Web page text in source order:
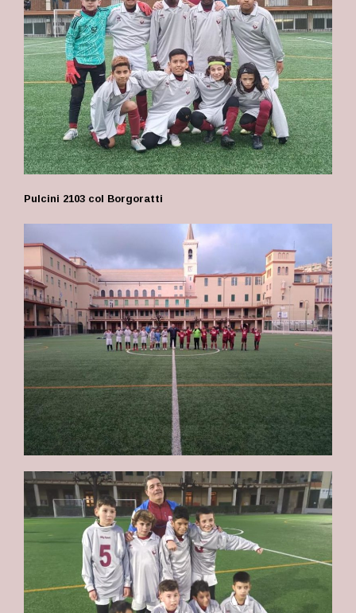
Pulcini 2103 col Borgoratti